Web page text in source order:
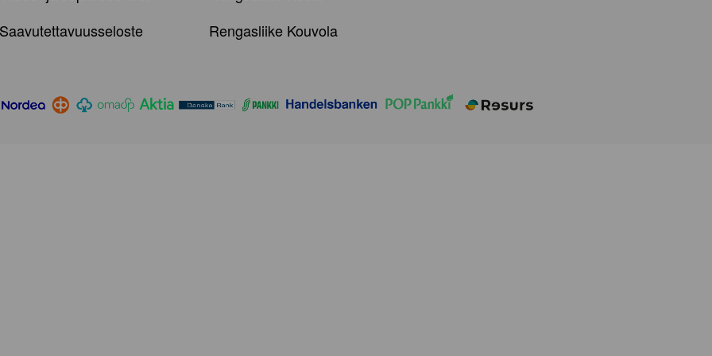
Saavutettavuusseloste
Rengasliike Kouvola